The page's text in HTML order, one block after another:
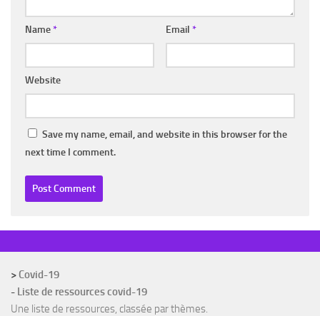
Name* Email *
Website
Save my name, email, and website in this browser for the
next time I comment.
>Covid-19
- Liste de ressources covid-19
Une liste de ressources, classée par thèmes.